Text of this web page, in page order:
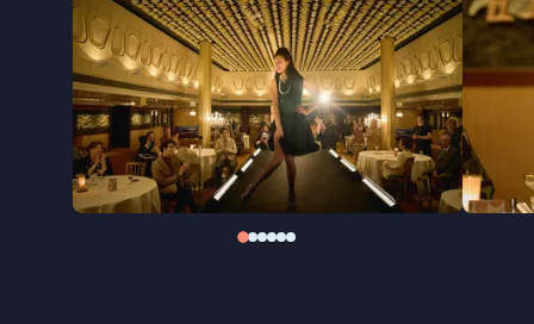
Samen met haar nieuwe geliefde Francesco
bevindt Johanna zich in het oog van de storm.
De Nederlandse regisseur Ben Sombogaart maakte
eerst naam met een aantal jeugdfilms, waaronder
Het zakmes(1993) (bekroond met het Gouden Kalf
voor Beste Regie en de Cinekid Film Award). Na de
Oscargenomineerde film
De Tweeling(2002)
richtte hij zich op speelfilms voor volwassenen. Zijn